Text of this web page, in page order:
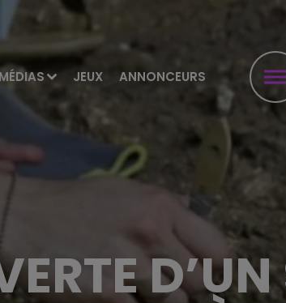
MÉDIAS JEUX ANNONCEURS
D’UN